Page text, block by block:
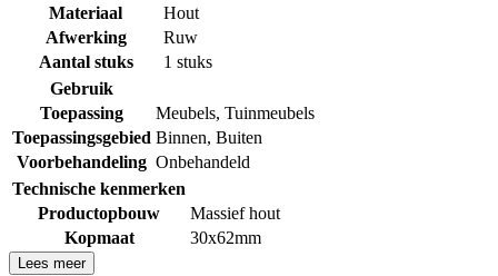
Materiaal
Hout
Afwerking
Ruw
Aantal stuks
1 stuks
Gebruik
Toepassing
Meubels, Tuinmeubels
Toepassingsgebied Binnen, Buiten
Voorbehandeling Onbehandeld
Technische kenmerken
Productopbouw
Massief hout
Kopmaat
30x62mm
Lees meer